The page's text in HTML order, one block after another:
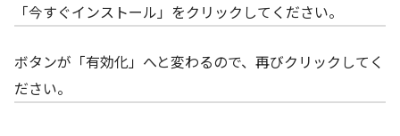
「今すぐインストール」をクリックしてください。
ボタンが「有効化」へと変わるので、再びクリックしてく
ださい。